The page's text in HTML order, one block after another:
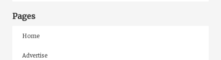
Pages
Home
Advertise